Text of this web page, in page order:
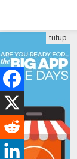
i
k
e
k
n
n
tutup